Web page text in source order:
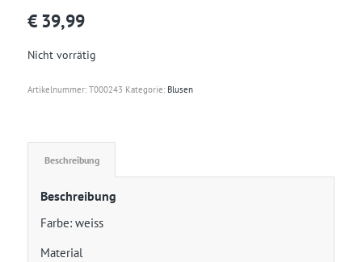
€ 39,99
Nicht vorrätig
Artikelnummer: T000243 Kategorie: Blusen
Beschreibung
Beschreibung
Farbe: weiss
Material